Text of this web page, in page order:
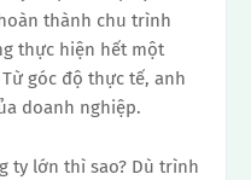
thành chu trình
thực hiện hết một
góc độ thực tế, anh
doanh nghiệp.
ty lớn thì sao? Dù trình